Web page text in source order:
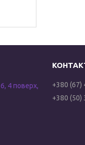
4 поверх,
+380 (67)
+380 (50)